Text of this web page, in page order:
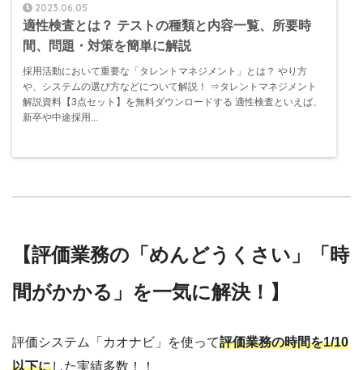
2023.06.05
適性検査とは？ テストの種類と内容一覧、所要時
間、問題・対策を簡単に解説
採用活動において重要な「タレントマネジメント」とは？ やり方
や、システムの選び方などについて解説！ ⇒タレントマネジメント
解説資料【3点セット】を無料ダウンロードする 適性検査といえば、
新卒や中途採用...
【評価業務の「めんどうくさい」「時
間がかかる」を一気に解決！】
評価システム「カオナビ」を使って評価業務の時間を1/10
以下にした実績多数！！